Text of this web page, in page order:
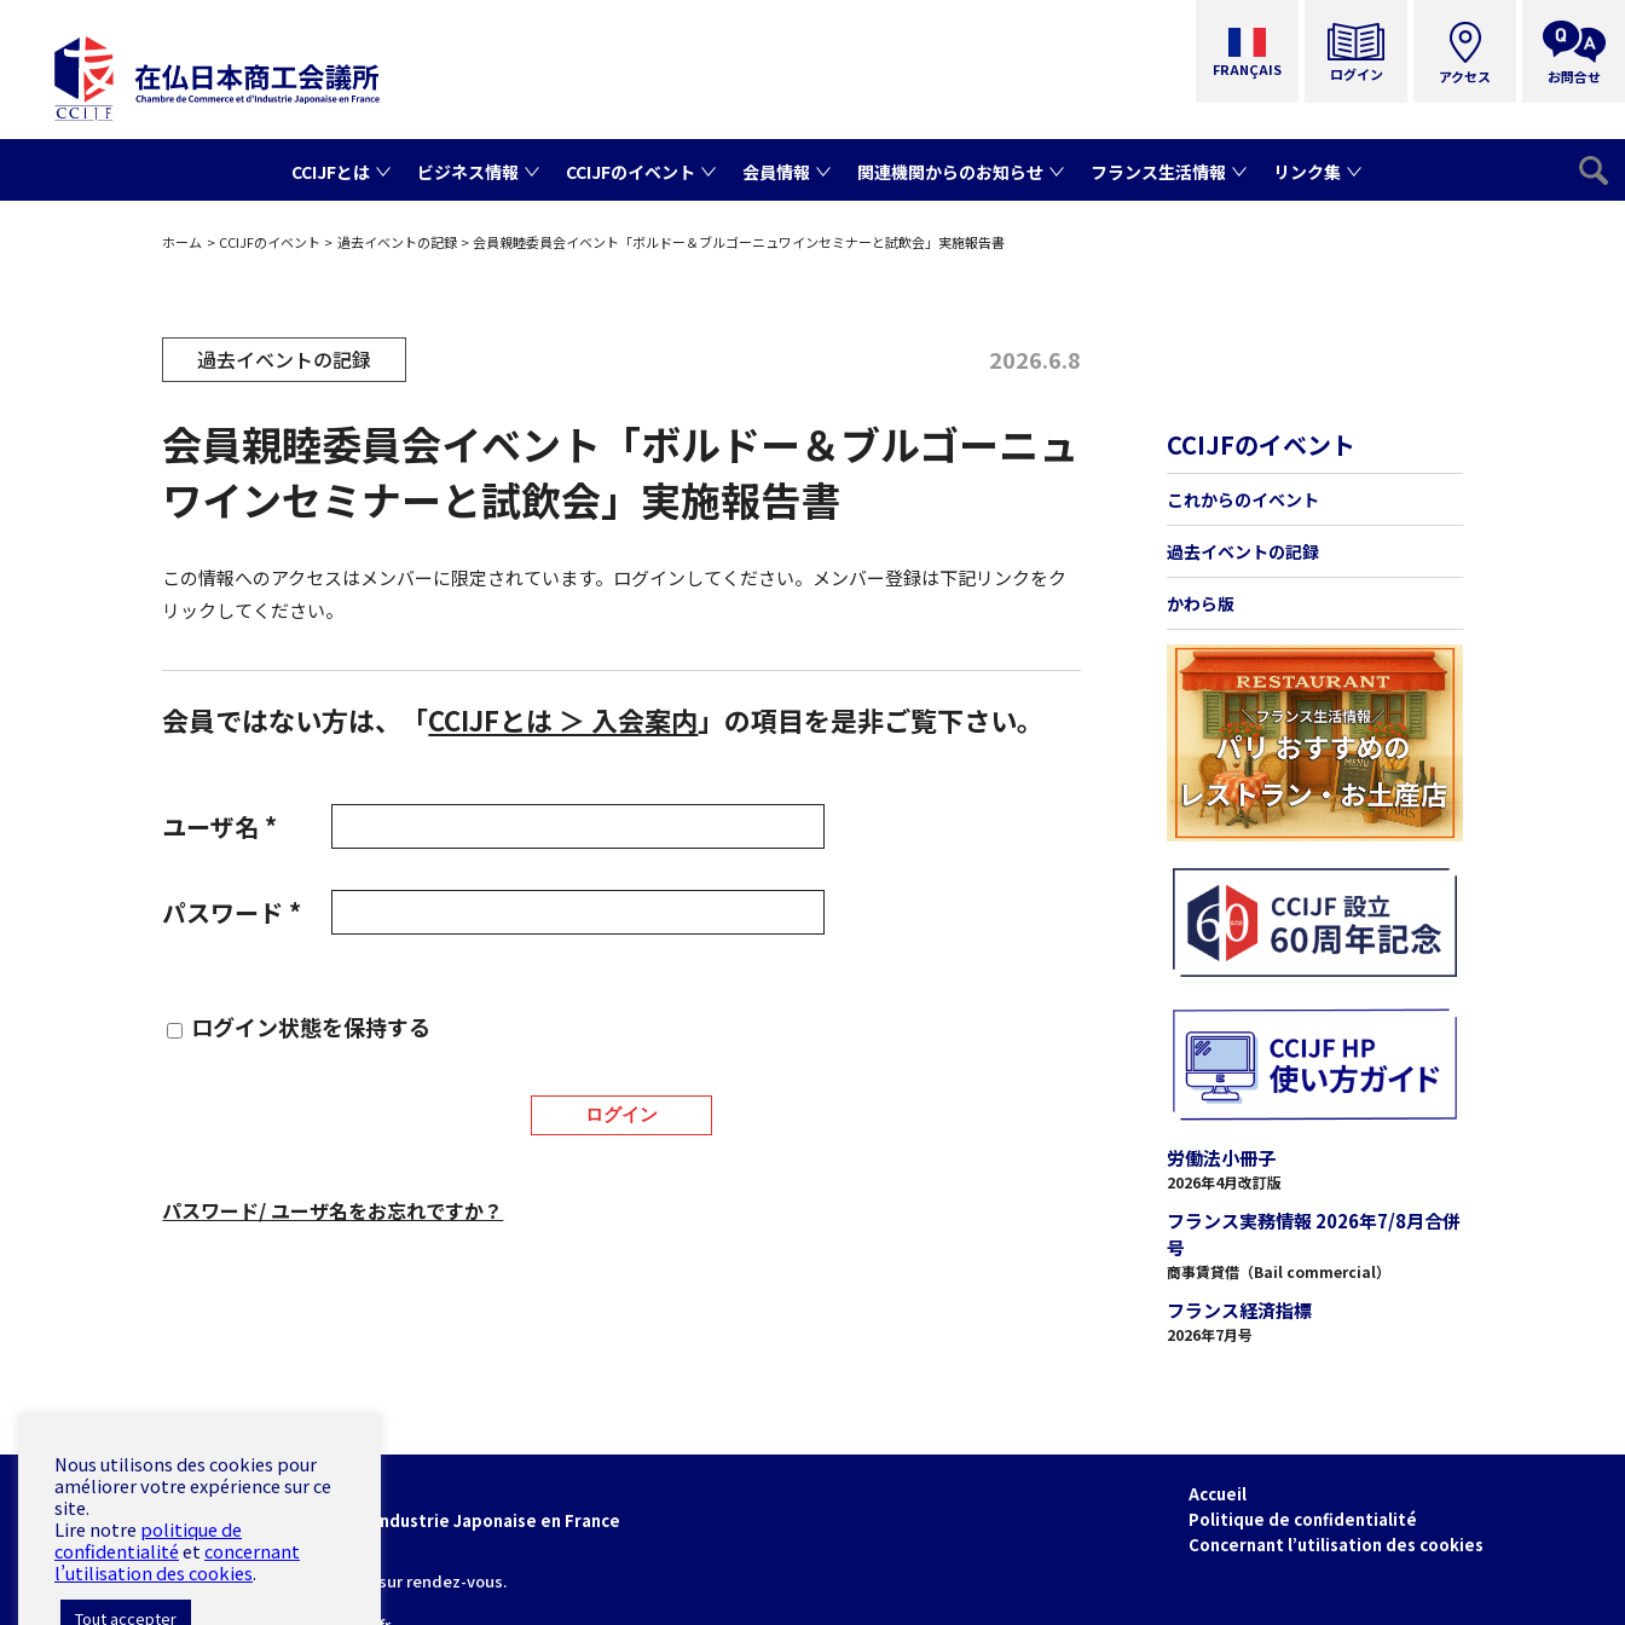
FRANÇAIS ログイン
CCIJFとは ビジネス情報 CCIJFのイベント 会員情報 関連機関からのお知らせ フランス生活情報 リンク集
アクセス お問合せ
ホーム CCIJFのイベント 過去イベントの記録 会員親睦委員会イベント「ボルドー＆ブルゴーニュワインセミナーと試飲会」実施報告書
過去イベントの記録 2026.6.8
会員親睦委員会イベント「ボルドー＆ブルゴーニュ
ワインセミナーと試飲会」実施報告書
この情報へのアクセスはメンバーに限定されています。ログインしてください。メンバー登録は下記リンクをク
リックしてください。
会員ではない方は、「CCIJFとは ＞ 入会案内」の項目を是非ご覧下さい。
ユーザ名 *
パスワード *
ログイン状態を保持する
ログイン
パスワード/ ユーザ名をお忘れですか？
CCIJFのイベント
これからのイベント
過去イベントの記録
かわら版
労働法小冊子
2026年4月改訂版
フランス実務情報 2026年7/8月合併
号
商事賃貸借（Bail commercial）
フランス経済指標
2026年7月号
Accueil
Politique de confidentialité
Concernant l’utilisation des cookies
CCIJF
Chambre de Commerce et d'Industrie Japonaise en France
19 rue de Milan 75009 Paris
*L’accès se fait exclusivement sur rendez-vous.
Nous utilisons des cookies pour
améliorer votre expérience sur ce
site.
Lire notre politique de
confidentialitéetconcernant
l’utilisation des cookies.
Tout accepter